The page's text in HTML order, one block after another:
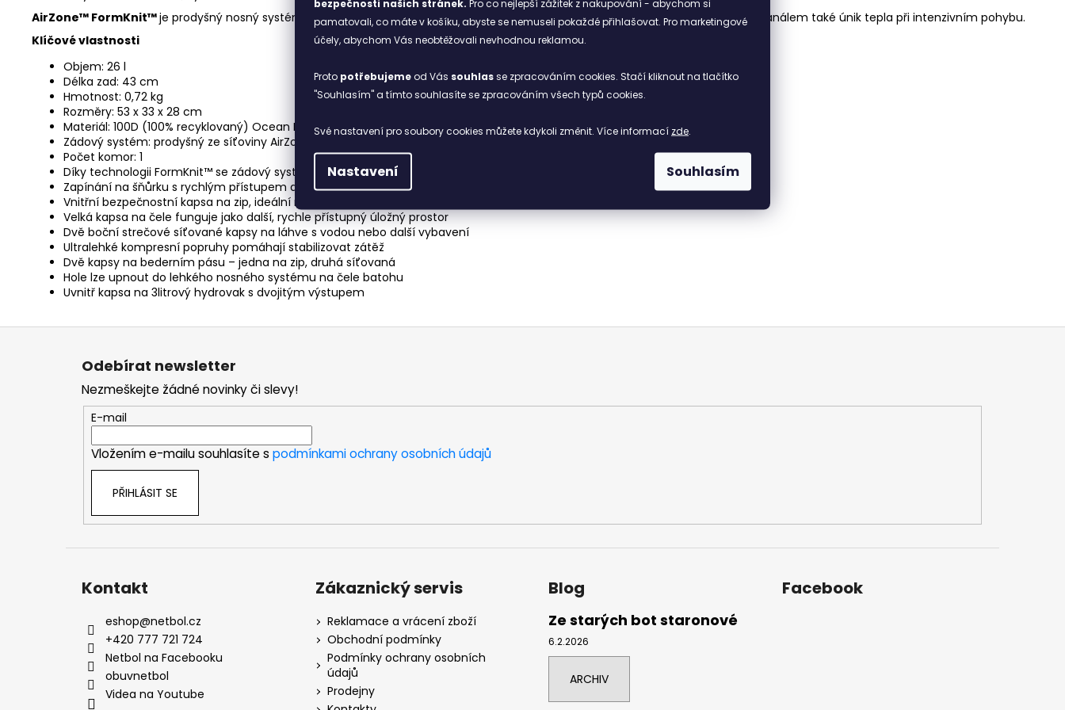
bezpečnosti našich stránek. Pro co nejlepší zážitek z nakupování - abychom si
pamatovali, co máte v košíku, abyste se nemuseli pokaždé přihlašovat. Pro marketingové
účely, abychom Vás neobtěžovali nevhodnou reklamou.
Proto potřebujemeod Vás souhlasse zpracováním cookies. Stačí kliknout na tlačítko
"Souhlasím" a tímto souhlasíte se zpracováním všech typů cookies.
Své nastavení pro soubory cookies můžete kdykoli změnit. Více informací zde.
Nastavení Souhlasím
AirZone™ FormKnit™je prodyšný nosný systém z pletené konstrukce, která přináší stabilitu, flexibilitu a v kombinaci s konvekčním kanálem také únik tepla při intenzivním pohybu.
Klíčové vlastnosti
Objem: 26 l
Délka zad: 43 cm
Hmotnost: 0,72 kg
Rozměry: 53 x 33 x 28 cm
Materiál: 100D (100% recyklovaný) Ocean High Tenacity Nylon Ripstop s Trishield úpravou
Zádový systém: prodyšný ze síťoviny AirZone™, která maximalizuje proudění vzduchu okolo těla
Počet komor: 1
Díky technologii FormKnit™ se zádový systém přizpůsobí tělu a zajistí správnou podporu
Zapínání na šňůrku s rychlým přístupem a ochrannou klopou proti dešti
Vnitřní bezpečnostní kapsa na zip, ideální na drobnosti
Velká kapsa na čele funguje jako další, rychle přístupný úložný prostor
Dvě boční strečové síťované kapsy na láhve s vodou nebo další vybavení
Ultralehké kompresní popruhy pomáhají stabilizovat zátěž
Dvě kapsy na bederním pásu – jedna na zip, druhá síťovaná
Hole lze upnout do lehkého nosného systému na čele batohu
Uvnitř kapsa na 3litrový hydrovak s dvojitým výstupem
Z
Odebírat newsletter
Nezmeškejte žádné novinky či slevy!
E-mail
Vložením e-mailu souhlasíte s podmínkami ochrany osobních údajů
PŘIHLÁSIT SE
Kontakt
eshop@netbol.cz
+420 777 721 724
Netbol na Facebooku
obuvnetbol
Videa na Youtube
Zákaznický servis
Reklamace a vrácení zboží
Obchodní podmínky
Podmínky ochrany osobních
údajů
Prodejny
Blog
Ze starých bot staronové
6.2.2026
ARCHIV
Facebook